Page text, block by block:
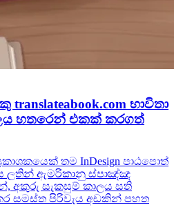
භාවිතා
හතරෙන් එකක් කරගත්
තම InDesign පාඨපොත්
ලතින් ඇමරිකානු ස්පාඤ්ඤ
අකුරු සැකසුම් කාලය සති
සමස්ත පිරිවැය අඩකින් පහත